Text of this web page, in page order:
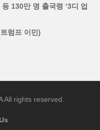
130만 명 출국령 ‘3디 업
럼프 이민)
All rights reserved.